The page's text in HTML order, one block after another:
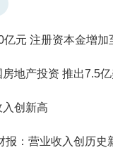
亿元 注册资本金增加
地产投资 推出7.5
创新高
报：营业收入创历史